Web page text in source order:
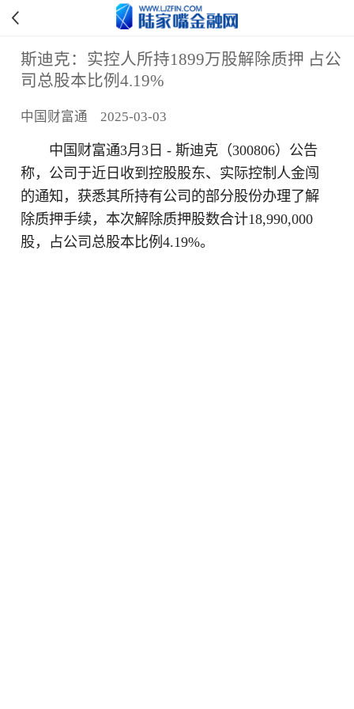
斯迪克：实控人所持1899万股解除质押 占公
司总股本比例4.19%
中国财富通 2025-03-03
中国财富通3月3日 - 斯迪克（300806）公告
称，公司于近日收到控股股东、实际控制人金闯
的通知，获悉其所持有公司的部分股份办理了解
除质押手续，本次解除质押股数合计18,990,000
股，占公司总股本比例4.19%。